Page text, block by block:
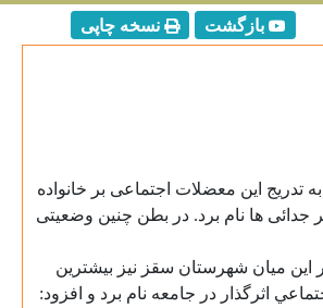
بازگشت نسخه چاپی
این معضلات اجتماعی بر خانواده
جدائی ها نام برد. در بطن چنین وضعیتی
اين ميان شهرستان سقز نيز بيشترين
اثرگذار در جامعه نام برد و افزود: